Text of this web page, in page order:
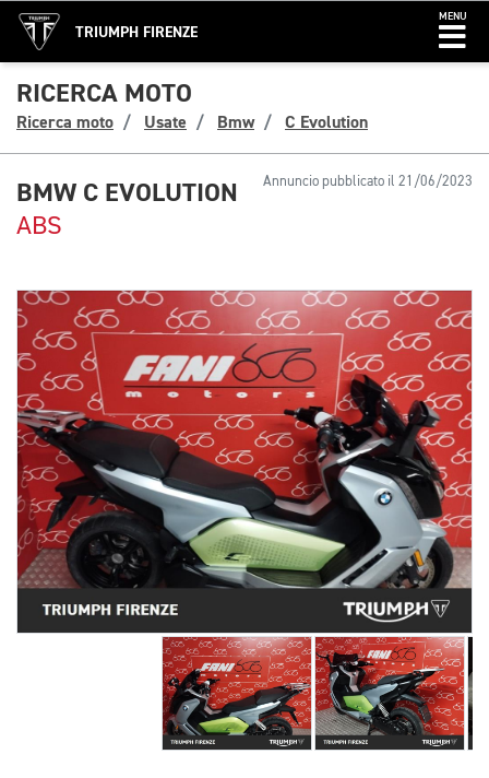
TRIUMPH FIRENZE
MENU
RICERCA MOTO
Ricerca moto Usate Bmw C Evolution
Annuncio pubblicato il 21/06/2023
BMW C EVOLUTION
ABS